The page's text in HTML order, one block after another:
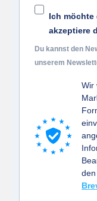
Ich möchte
akzeptiere
Du kannst den
unserem
Wir
den